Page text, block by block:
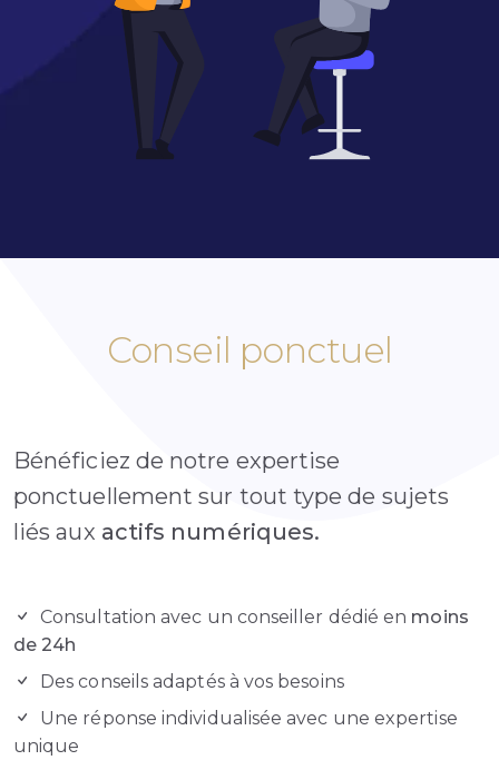
Conseil ponctuel
Bénéficiez de notre expertise
ponctuellement sur tout type de sujets
liés aux actifs numériques.
Consultation avec un conseiller dédié en moins
de 24h
Des conseils adaptés à vos besoins
Une réponse individualisée avec une expertise
unique